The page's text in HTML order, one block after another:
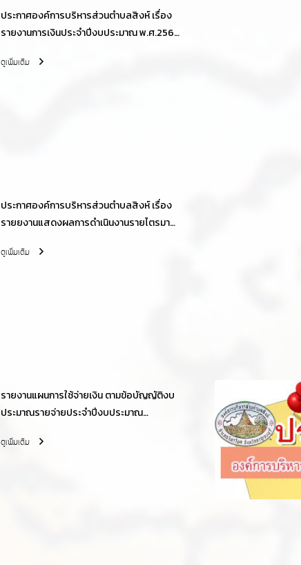
ประกาศองค์การบริหารส่วนตำบลสิงห์ เรื่อง
รายงานการเงินประจำปีงบประมาณ พ.ศ.2564
สำนักงานการตรวจเงินแผ่นดิน
ดูเพิ่มเติม
ประกาศองค์การบริหารส่วนตำบลสิงห์ เรื่อง
รายยงานแสดงผลการดำเนินงานรายไตรมาส
ดูเพิ่มเติม
รายงานแผนการใช้จ่ายเงิน ตามข้อบัญญัติงบ
ประมาณรายจ่ายประจำปีงบประมาณ
ดูเพิ่มเติม